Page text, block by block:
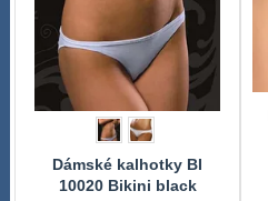
Dámské kalhotky BI
10020 Bikini black